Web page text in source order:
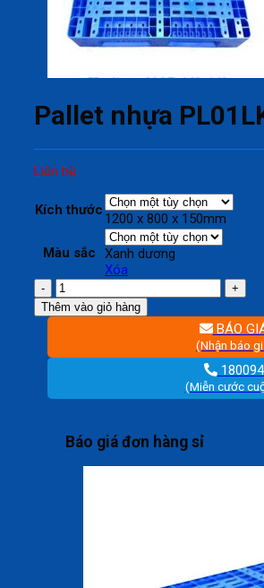
Pallet nhựa
Liên hệ
Kích thước
1200 x 800 x 150mm
Màu sắc
Xanh dương
Xóa
Pallet
nhựa
PL01LK
Thêm vào giỏ hàng
BÁO
(Nhận báo
(Miễn cước
Báo giá đơn hàng sỉ